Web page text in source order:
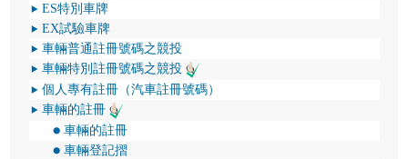
ES特別車牌
EX試驗車牌
車輛普通註冊號碼之競投
車輛特別註冊號碼之競投
個人專有註冊（汽車註冊號碼）
車輛的註冊
車輛的註冊
車輛登記摺